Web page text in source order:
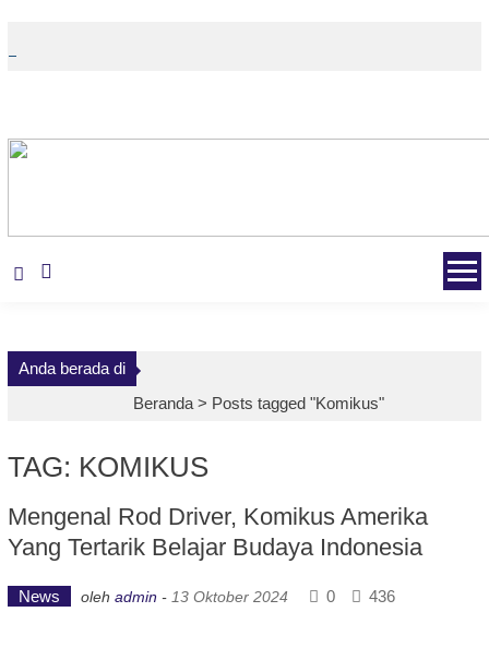
content
Anda berada di
Beranda > Posts tagged "Komikus"
TAG: KOMIKUS
Mengenal Rod Driver, Komikus Amerika
Yang Tertarik Belajar Budaya Indonesia
News oleh admin - 13 Oktober 2024 0 436